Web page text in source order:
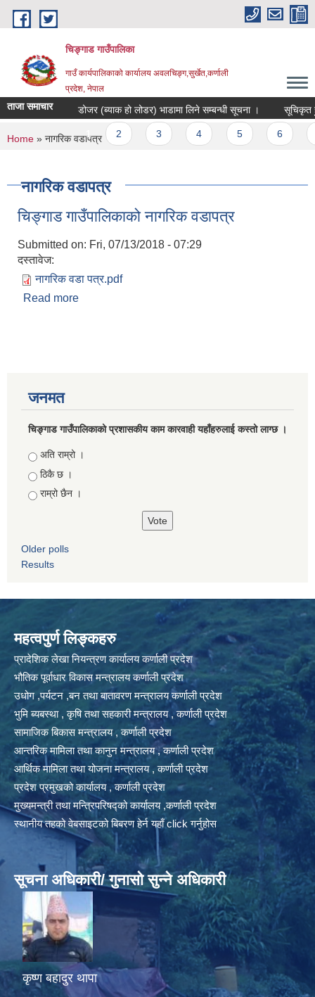
Skip to main content
चिङ्गाड गाउँपालिका
गाउँ कार्यपालिकाको कार्यालय अवलचिङ्ग,सुर्खेत,कर्णाली
प्रदेश, नेपाल
ताजा समाचार डोजर (ब्याक हो लोडर) भाडामा लिने सम्बन्धी सूचना । सूचिकृत हुने
Pages
1 2
You are here
Home » नागरिक वडापत्र
नागरिक वडापत्र
चिङ्गाड गाउँपालिकाको नागरिक वडापत्र
Submitted on: Fri, 07/13/2018 - 07:29
दस्तावेज:
नागरिक वडा पत्र.pdf
Read more
जनमत
चिङ्गाड गाउँपालिकाको प्रशासकीय काम कारवाही यहाँहरुलाई कस्तो लाग्छ ।
Choices
अति राम्रो ।
ठिकै छ ।
राम्रो छैन ।
Older polls
Results
महत्वपुर्ण लिङ्कहरु
प्रादेशिक लेखा नियन्त्रण कार्यालय कर्णाली प्रदेश
भौतिक पूर्वाधार विकास मन्त्रालय कर्णाली प्रदेश
उधोग ,पर्यटन ,बन तथा बातावरण मन्त्रालय कर्णाली प्रदेश
भुमि ब्यबस्था , कृषि तथा सहकारी मन्त्रालय , कर्णाली प्रदेश
सामाजिक बिकास मन्त्रालय , कर्णाली प्रदेश
आन्तरिक मामिला तथा कानुन मन्त्रालय , कर्णाली प्रदेश
आर्थिक मामिला तथा योजना मन्त्रालय , कर्णाली प्रदेश
प्रदेश प्रमुखको कार्यालय , कर्णाली प्रदेश
मुख्यमन्त्री तथा मन्त्रिपरिषद्को कार्यालय ,कर्णाली प्रदेश
स्थानीय तहको वेबसाइटको बिबरण हेर्न यहाँ click गर्नुहोस
सूचना अधिकारी/ गुनासो सुन्ने अधिकारी
कृष्ण बहादुर थापा